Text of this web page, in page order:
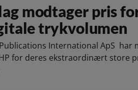
modtager pris
trykvolumen
International ApS har
for deres ekstraordinært store